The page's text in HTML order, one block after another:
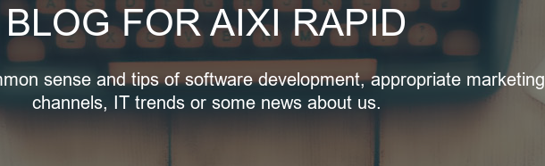
BLOG FOR AIXI RAPID
sense and tips of software development, appropriate marketing
channels, IT trends or some news about us.